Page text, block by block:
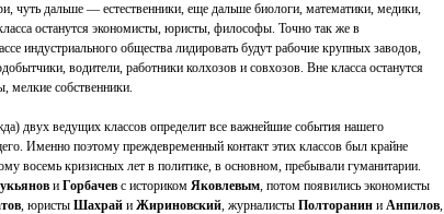
чуть дальше — естественники, еще дальше биологи, математики, медики,
останутся экономисты, юристы, философы. Точно так же в
индустриального общества лидировать будут рабочие крупных заводов,
водители, работники колхозов и совхозов. Вне класса останутся
мелкие собственники.
двух ведущих классов определит все важнейшие события нашего
Именно поэтому преждевременный контакт этих классов был крайне
восемь кризисных лет в политике, в основном, пребывали гуманитарии.
и Горбачев с историком Яковлевым, потом появились экономисты
, юристы Шахрай и Жириновский, журналисты Полторанин и Анпилов,